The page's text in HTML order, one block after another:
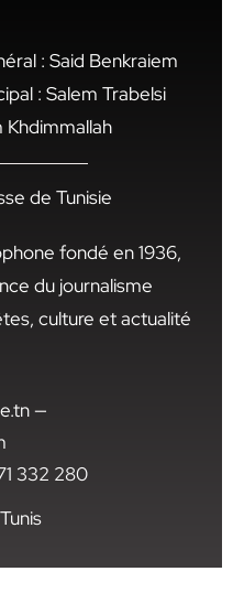
: Said Benkraiem
: Salem Trabelsi
Khdimmallah
de Tunisie
fondé en 1936,
du journalisme
culture et actualité
—
332 280